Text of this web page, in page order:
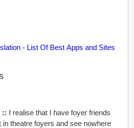
- List Of Best Apps and Sites
:: I realise that I have foyer friends
in theatre foyers and see nowhere